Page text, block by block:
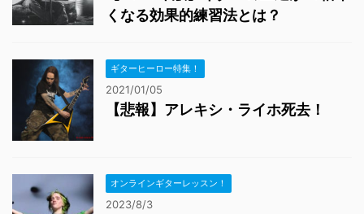
くなる効果的練習法とは？
ギターヒーロー特集！
2021/01/05
【悲報】アレキシ・ライホ死去！
オンラインギターレッスン！
2023/8/3